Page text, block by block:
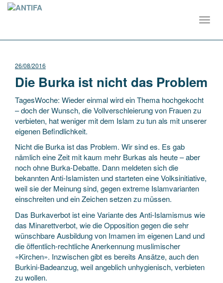
26/08/2016
Die Burka ist nicht das Problem
TagesWoche: Wieder einmal wird ein Thema hochgekocht
– doch der Wunsch, die Vollverschleierung von Frauen zu
verbieten, hat weniger mit dem Islam zu tun als mit unserer
eigenen Befindlichkeit.
Nicht die Burka ist das Problem. Wir sind es. Es gab
nämlich eine Zeit mit kaum mehr Burkas als heute – aber
noch ohne Burka-Debatte. Dann meldeten sich die
bekannten Anti-Islamisten und starteten eine Volksinitiative,
weil sie der Meinung sind, gegen extreme Islamvarianten
einschreiten und ein Zeichen setzen zu müssen.
Das Burkaverbot ist eine Variante des Anti-Islamismus wie
das Minarettverbot, wie die Opposition gegen die sehr
wünschbare Ausbildung von Imamen im eigenen Land und
die öffentlich-rechtliche Anerkennung muslimischer
«Kirchen». Inzwischen gibt es bereits Ansätze, auch den
Burkini-Badeanzug, weil angeblich unhygienisch, verbieten
zu wollen.